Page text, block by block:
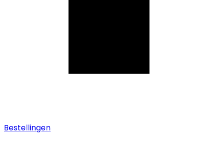
Bestellingen